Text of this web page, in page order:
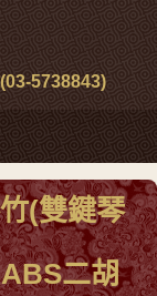
5738843)
(雙鍵琴
二胡